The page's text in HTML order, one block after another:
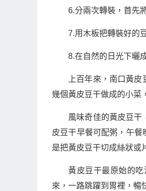
6.分兩次轉裝，首先
7.用木板把轉裝好的
8.在自然的日光下曬
上百年來，南口黃
幾個黃皮豆干做成的小菜
風味奇佳的黃皮豆干
皮豆干早餐可配粥，午
是把黃皮豆干切成絲狀或
黃皮豆干最原始的
來，一路跳躍到胃裡，暢